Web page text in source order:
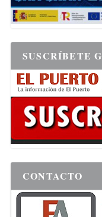
SUSCRÍBETE
CONTACTO